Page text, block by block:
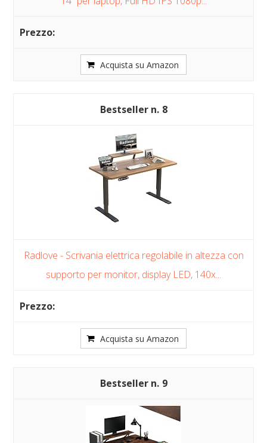
Acquista su Amazon
8
Radlove - Scrivania elettrica regolabile in altezza con
supporto per monitor, display LED, 140x...
Acquista su Amazon
9